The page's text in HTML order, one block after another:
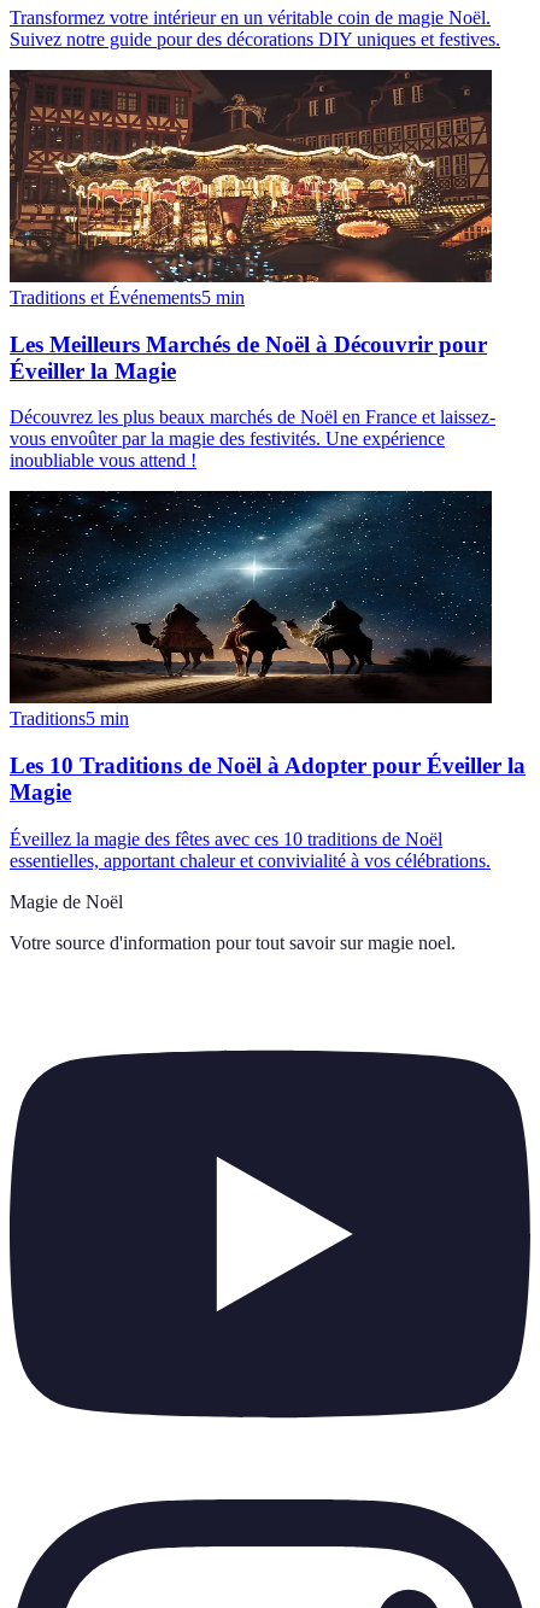
Transformez votre intérieur en un véritable coin de magie Noël.
Suivez notre guide pour des décorations DIY uniques et festives.
Traditions et Événements5 min
Les Meilleurs Marchés de Noël à Découvrir pour
Éveiller la Magie
Découvrez les plus beaux marchés de Noël en France et laissez-
vous envoûter par la magie des festivités. Une expérience
inoubliable vous attend !
Traditions5 min
Les 10 Traditions de Noël à Adopter pour Éveiller la
Magie
Éveillez la magie des fêtes avec ces 10 traditions de Noël
essentielles, apportant chaleur et convivialité à vos célébrations.
Magie de Noël
Votre source d'information pour tout savoir sur magie noel.